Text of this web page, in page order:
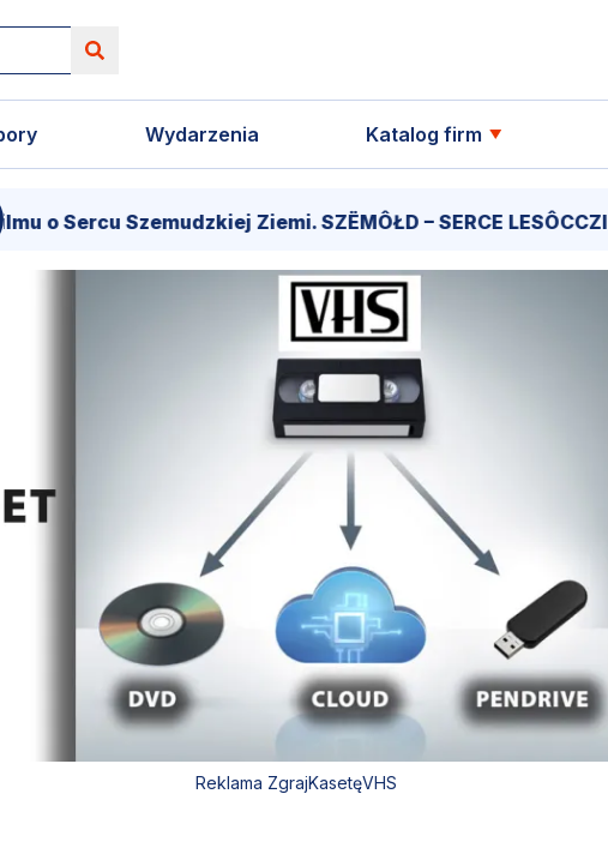
Wydarzenia Katalog firm
Ziemi. SZËMÔŁD – SERCE LESÔCCZI KRÔJNË
Reklama ZgrajKasetęVHS